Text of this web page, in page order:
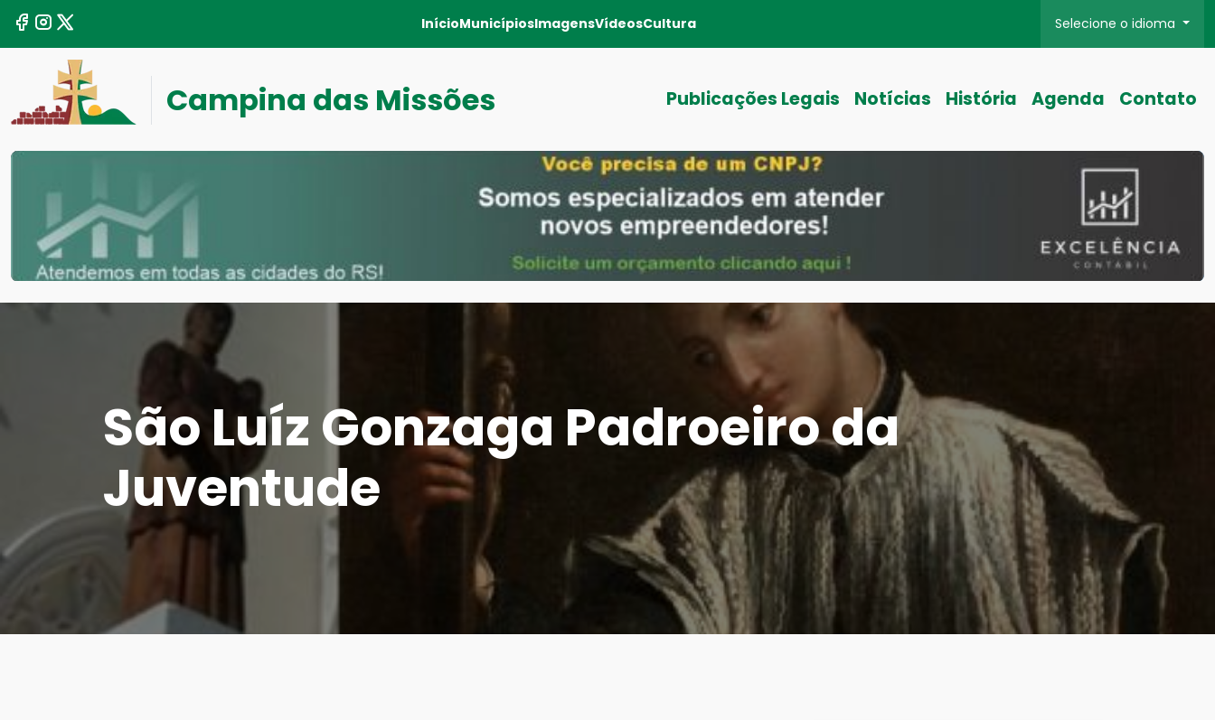
InícioMunicípiosImagensVídeosCultura Selecione o idioma
Campina das Missões Publicações Legais Notícias História Agenda Contato
São Luíz Gonzaga Padroeiro da
Juventude